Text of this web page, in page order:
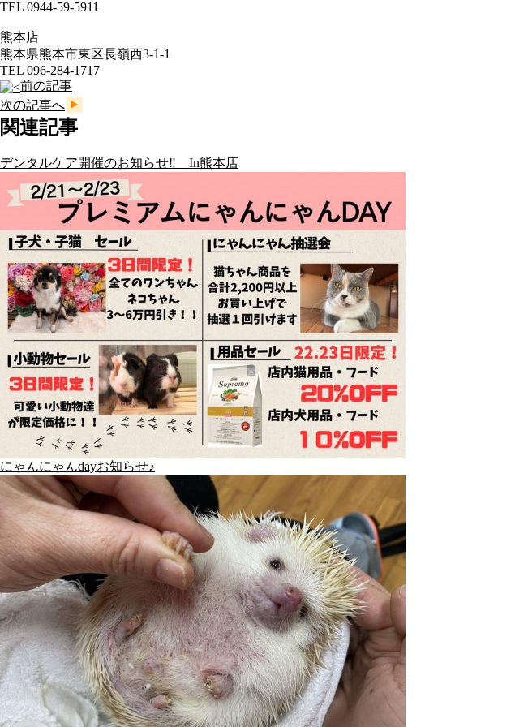
TEL 0944-59-5911
熊本店
熊本県熊本市東区長嶺西3-1-1
TEL 096-284-1717
前の記事
次の記事へ
関連記事
デンタルケア開催のお知らせ‼ In熊本店
にゃんにゃんdayお知らせ♪